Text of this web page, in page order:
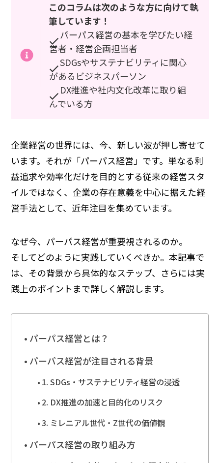
このコラムは次のような方に向けて執
筆しています！
パーパス経営の基本を学びたい経
営者・経営企画担当者
SDGsやサステナビリティに関心
があるビジネスパーソン
DX推進や社内文化改革に取り組
んでいる方
企業経営の世界には、今、新しい波が押し寄せて
います。それが「パーパス経営」です。単なる利
益追求や効率化だけを目的とする従来の経営スタ
イルではなく、企業の存在意義を中心に据えた経
営手法として、近年注目を集めています。
なぜ今、パーパス経営が重要視されるのか。
そしてどのように実践していくべきか。本記事で
は、その背景から具体的なステップ、さらには実
践上のポイントまで詳しく解説します。
パーパス経営とは？
パーパス経営が注目される背景
1. SDGs・サステナビリティ経営の浸透
2. DX推進の加速と目的化のリスク
3. ミレニアル世代・Z世代の価値観
パーパス経営の取り組み方